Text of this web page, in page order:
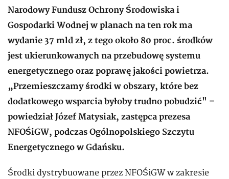
Narodowy Fundusz Ochrony Środowiska i
Gospodarki Wodnej w planach na ten rok ma
wydanie 37 mld zł, z tego około 80 proc. środków
jest ukierunkowanych na przebudowę systemu
energetycznego oraz poprawę jakości powietrza.
„Przemieszczamy środki w obszary, które bez
dodatkowego wsparcia byłoby trudno pobudzić" –
powiedział Józef Matysiak, zastępca prezesa
NFOŚiGW, podczas Ogólnopolskiego Szczytu
Energetycznego w Gdańsku.
Środki dystrybuowane przez NFOŚiGW w zakresie